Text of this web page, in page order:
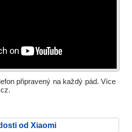
připravený na každý pád. Více
od Xiaomi